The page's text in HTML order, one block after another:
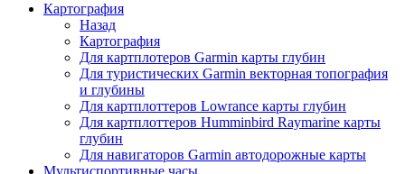
Картография
Назад
Картография
Для картплотеров Garmin карты глубин
Для туристических Garmin векторная топография
и глубины
Для картплоттеров Lowrance карты глубин
Для картплоттеров Humminbird Raymarine карты
глубин
Для навигаторов Garmin автодорожные карты
Мультиспортивные часы